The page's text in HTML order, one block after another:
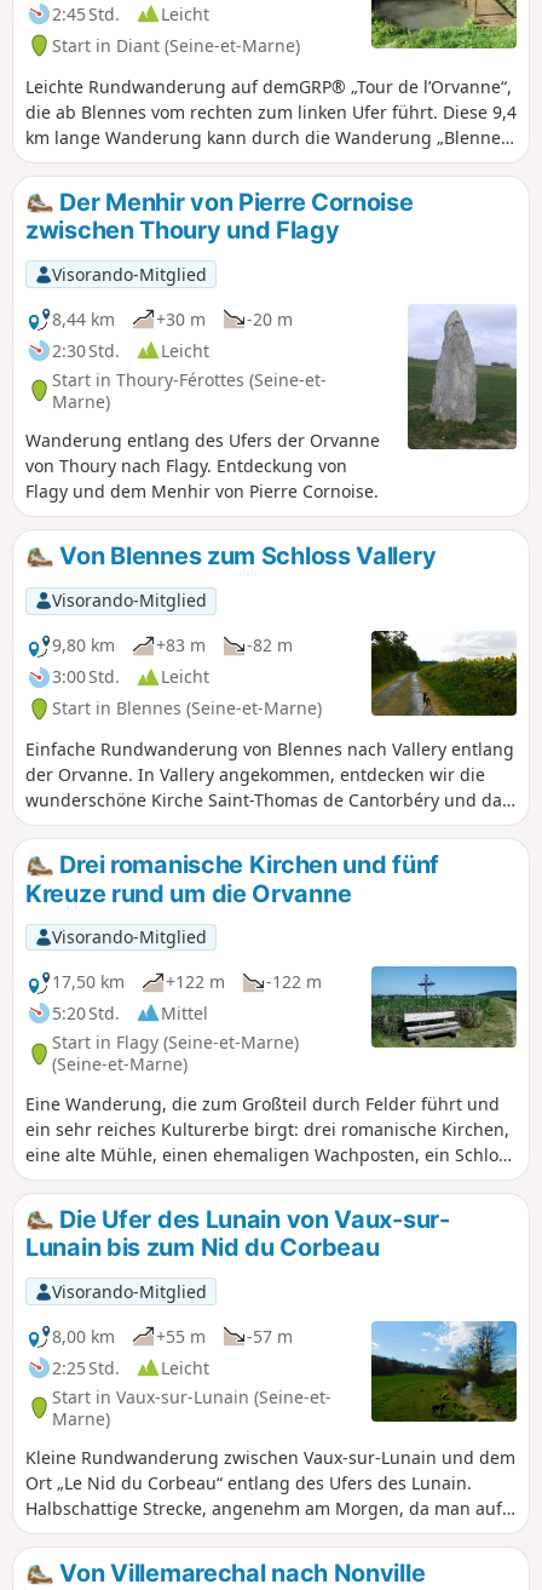
2:45 Std.
Leicht
Start in Diant (Seine-et-Marne)
Leichte Rundwanderung auf demGRP® „Tour de l’Orvanne“,
die ab Blennes vom rechten zum linken Ufer führt. Diese 9,4
km lange Wanderung kann durch die Wanderung „Blennes
– Vallery“ (ca. 10 km) verlängert werden. Wir kommen am
Startpunkt der anderen Wanderung vorbei.
Der Menhir von Pierre Cornoise
zwischen Thoury und Flagy
Visorando-Mitglied
8,44 km
+30 m
-20 m
2:30 Std.
Leicht
Start in Thoury-Férottes (Seine-et-
Marne)
Wanderung entlang des Ufers der Orvanne
von Thoury nach Flagy. Entdeckung von
Flagy und dem Menhir von Pierre Cornoise.
Von Blennes zum Schloss Vallery
Visorando-Mitglied
9,80 km
+83 m
-82 m
3:00 Std.
Leicht
Start in Blennes (Seine-et-Marne)
Einfache Rundwanderung von Blennes nach Vallery entlang
der Orvanne. In Vallery angekommen, entdecken wir die
wunderschöne Kirche Saint-Thomas de Cantorbéry und das
Schloss von Vallery (Privatbesitz). Der Rückweg führt über
Les Bergeries und quer durch die Orval.
Drei romanische Kirchen und fünf
Kreuze rund um die Orvanne
Visorando-Mitglied
17,50 km
+122 m
-122 m
5:20 Std.
Mittel
Start in Flagy (Seine-et-Marne)
(Seine-et-Marne)
Eine Wanderung, die zum Großteil durch Felder führt und
ein sehr reiches Kulturerbe birgt: drei romanische Kirchen,
eine alte Mühle, einen ehemaligen Wachposten, ein Schloss
und einen Menhir. Fünf Metallkreuze säumen den Weg
rund um das hübsche, blumengeschmückte Dorf Flagy.
Die Ufer des Lunain von Vaux-sur-
Lunain bis zum Nid du Corbeau
Visorando-Mitglied
8,00 km
+55 m
-57 m
2:25 Std.
Leicht
Start in Vaux-sur-Lunain (Seine-et-
Marne)
Kleine Rundwanderung zwischen Vaux-sur-Lunain und dem
Ort „Le Nid du Corbeau“ entlang des Ufers des Lunain.
Halbschattige Strecke, angenehm am Morgen, da man auf
dem Rückweg der Sonne den Rücken zukehrt.
Von Villemarechal nach Nonville